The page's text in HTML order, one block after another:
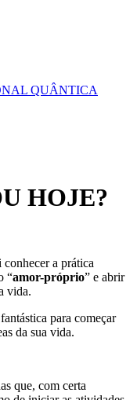
QUÂNTICA
HOJE?
a prática
“amor-próprio” e abrir
vida.
para começar
da sua vida.
que, com certa